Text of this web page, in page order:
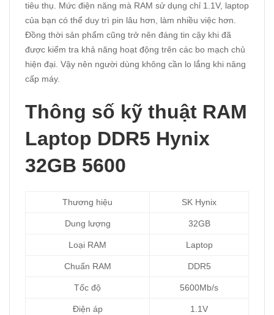
tiêu thụ. Mức điện năng mà RAM sử dụng chỉ 1.1V, laptop
của bạn có thể duy trì pin lâu hơn, làm nhiều việc hơn.
Đồng thời sản phẩm cũng trở nên đáng tin cậy khi đã
được kiểm tra khả năng hoạt động trên các bo mạch chủ
hiện đại. Vậy nên người dùng không cần lo lắng khi nâng
cấp máy.
Thông số kỹ thuật RAM
Laptop DDR5 Hynix
32GB 5600
Thương hiệu SK Hynix
Dung lượng 32GB
Loại RAM Laptop
Chuẩn RAM DDR5
Tốc độ 5600Mb/s
Điện áp 1.1V